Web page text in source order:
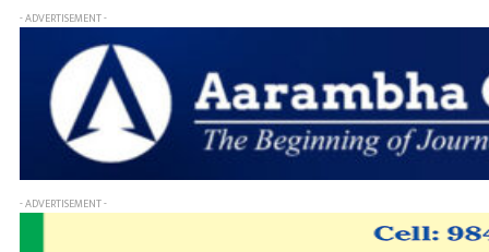
- ADVERTISEMENT -
- ADVERTISEMENT -